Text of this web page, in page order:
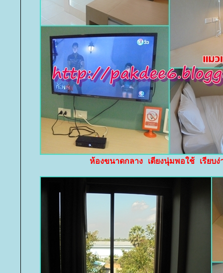
ห้องขนาดกลาง เตียงนุ่มพอใช้ เรียบง่